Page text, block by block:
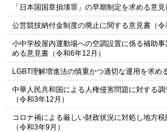
「日本国国章損壊罪」の早期制定を求める意見
公営競技納付金制度の廃止に関する意見書（令
小中学校屋内運動場への空調設置に係る補助
める意見書（令和6年12月）
LGBT理解増進法の慎重かつ適切な運用を求め
中華人民共和国による人権侵害問題に対する
（令和3年12月）
コロナ禍による厳しい財政状況に対処し地方
（令和3年9月）